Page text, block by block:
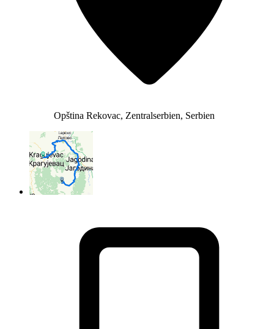
Opština Rekovac, Zentralserbien, Serbien